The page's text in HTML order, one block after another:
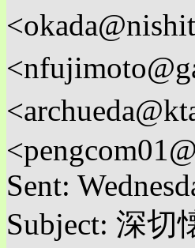
Sent:
Subject: 深切